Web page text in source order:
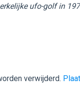
ufo-golf in
verwijderd.